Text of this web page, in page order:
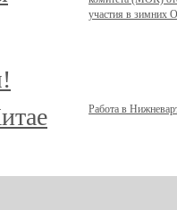
участия в зимних
Работа в